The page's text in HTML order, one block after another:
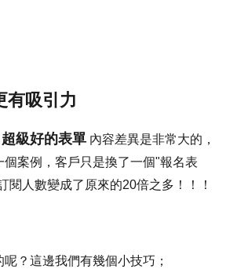
有吸引力
超級好的表單 內容差異是非常大的，
個案例，客戶只是換了一個"報名表
閱人數變成了原來的20倍之多！！！
？這邊我們有幾個小技巧；